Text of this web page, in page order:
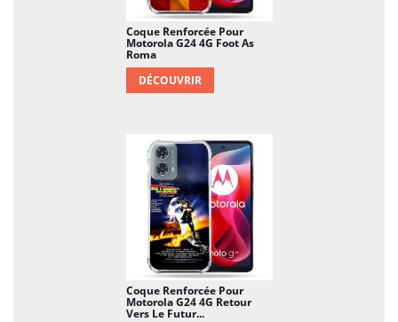
Coque Renforcée Pour
Motorola G24 4G Foot As
Roma
DÉCOUVRIR
Coque Renforcée Pour
Motorola G24 4G Retour
Vers Le Futur...